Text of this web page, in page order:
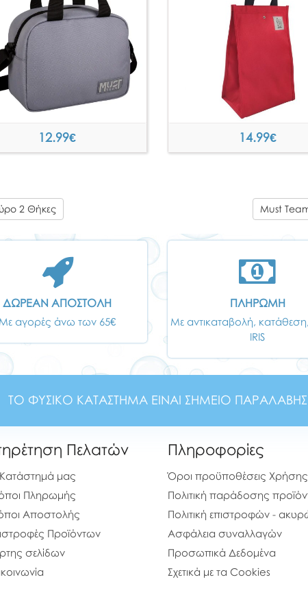
12.99€ 14.99€
2 Θήκες Must
ΔΩΡΕΑΝ ΑΠΟΣΤΟΛΗ
Με αγορές άνω των 65€
ΠΛΗΡΩΜΗ
Με αντικαταβολή,
IRIS
ΤΟ ΦΥΣΙΚΟ ΚΑΤΑΣΤΗΜΑ ΕΙΝΑΙ ΣΗΜΕΙΟ ΠΑΡΑΛΑΒΗΣ
Πελατών
μας
Πληρωμής
Αποστολής
Προϊόντων
σελίδων
Πληροφορίες
Όροι προϋποθέσεις Χρήσης
Πολιτική παράδοσης
Πολιτική επιστροφών -
Ασφάλεια συναλλαγών
Προσωπικά Δεδομένα
Σχετικά με τα Cookies